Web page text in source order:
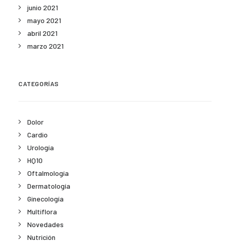
junio 2021
mayo 2021
abril 2021
marzo 2021
CATEGORÍAS
Dolor
Cardio
Urología
HQ10
Oftalmología
Dermatología
Ginecología
Multiflora
Novedades
Nutrición